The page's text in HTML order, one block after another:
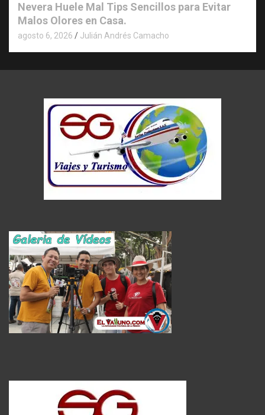
Nevera Huele Mal Tips Sencillos para Evitar
Malos Olores en Casa.
agosto 6, 2026 Julián Andrés Camacho